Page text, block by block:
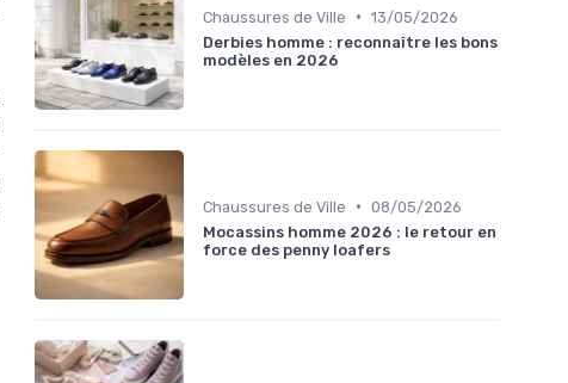
Chaussures de Ville • 13/05/2026
Derbies homme : reconnaître les bons
modèles en 2026
Chaussures de Ville • 08/05/2026
Mocassins homme 2026 : le retour en
force des penny loafers